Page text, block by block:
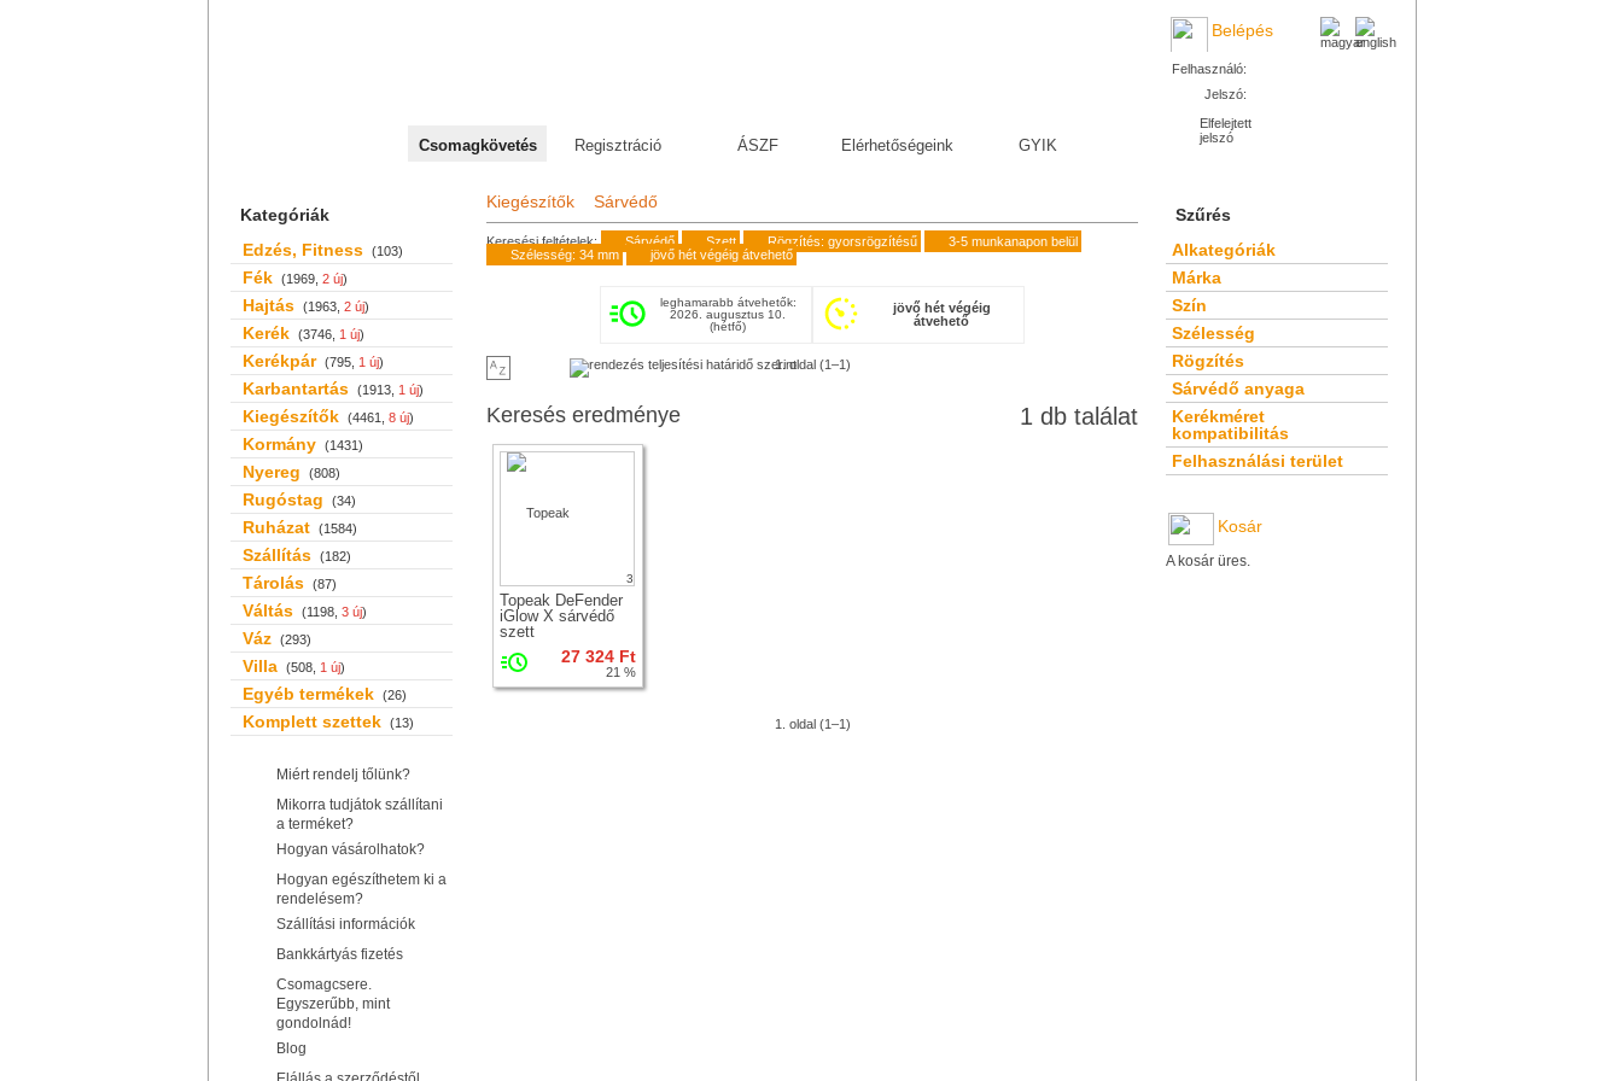
Kategóriák
Edzés, Fitness (103)
Fék (1969, 2 új)
Hajtás (1963, 2 új)
Kerék (3746, 1 új)
Kerékpár (795, 1 új)
Karbantartás (1913, 1 új)
Kiegészítők (4461, 8 új)
Kormány (1431)
Nyereg (808)
Rugóstag (34)
Ruházat (1584)
Szállítás (182)
Tárolás (87)
Váltás (1198, 3 új)
Váz (293)
Villa (508, 1 új)
Egyéb termékek (26)
Komplett szettek (13)
Miért rendelj tőlünk?
Mikorra tudjátok szállítani
a terméket?
Hogyan vásárolhatok?
Hogyan egészíthetem ki a
rendelésem?
Szállítási információk
Bankkártyás fizetés
Csomagcsere.
Egyszerűbb, mint
gondolnád!
Blog
Kiegészítők Sárvédő
Keresési feltételek: Sárvédő Szett Rögzítés: gyorsrögzítésű
3-5 munkanapon belül
Szélesség: 34 mm
jövő hét végéig átvehető
leghamarabb átvehetők:
2026. augusztus 10.
(hétfő)
jövő hét végéig
átvehető
1. oldal (1–1)
1 db találat
Keresés eredménye
3
Topeak DeFender
iGlow X sárvédő
szett
27 324 Ft
21 %
1. oldal (1–1)
Szűrés
Alkategóriák
Márka
Szín
Szélesség
Rögzítés
Sárvédő anyaga
Kerékméret
kompatibilitás
Felhasználási terület
Kosár
A kosár üres.
Belépés
Felhasználó:
Jelszó:
Elfelejtett
jelszó
Csomagkövetés Regisztráció ÁSZF Elérhetőségeink GYIK